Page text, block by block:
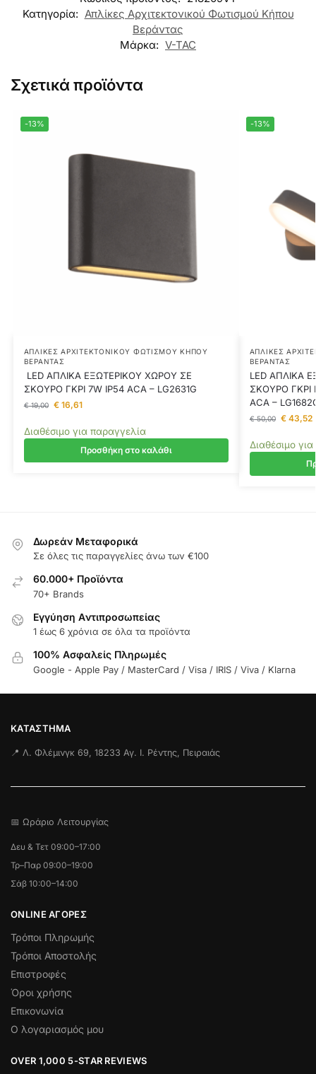
Κατηγορία: Απλίκες Αρχιτεκτονικού Φωτισμού Κήπου
Βεράντας
Μάρκα: V-TAC
Σχετικά προϊόντα
-13%
ΑΠΛΊΚΕΣ ΑΡΧΙΤΕΚΤΟΝΙΚΟΎ ΦΩΤΙΣΜΟΎ ΚΉΠΟΥ
ΒΕΡΆΝΤΑΣ
LED ΑΠΛΙΚΑ ΕΞΩΤΕΡΙΚΟΥ ΧΩΡΟΥ ΣΕ
ΣΚΟΥΡΟ ΓΚΡΙ 7W IP54 ACA – LG2631G
€19,00 €16,61
Διαθέσιμο για παραγγελία
Προσθήκη στο καλάθι
-13%
ΑΠΛΊΚΕΣ
ΒΕΡΆΝΤΑΣ
LED ΑΠΛΙΚΑ
ΣΚΟΥΡΟ ΓΚΡΙ
ACA –
€50,00 €43,52
Διαθέσιμο
Δωρεάν Μεταφορικά
Σε όλες τις παραγγελίες άνω των €100
60.000+ Προϊόντα
70+ Brands
Εγγύηση Aντιπροσωπείας
1 έως 6 χρόνια σε όλα τα προϊόντα
100% Ασφαλείς Πληρωμές
Google - Apple Pay / MasterCard / Visa / IRIS / Viva / Klarna
ΚΑΤΆΣΤΗΜΑ
📍 Λ. Φλέμινγκ 69, 18233 Αγ. Ι. Ρέντης, Πειραιάς
📅 Ωράριο Λειτουργίας
Δευ & Τετ 09:00–17:00
Τρ–Παρ 09:00–19:00
Σάβ 10:00–14:00
ONLINE ΑΓΟΡΕΣ
Τρόποι Πληρωμής
Τρόποι Αποστολής
Επιστροφές
Όροι χρήσης
Επικονωνία
Ο λογαριασμός μου
OVER 1,000 5-STAR REVIEWS